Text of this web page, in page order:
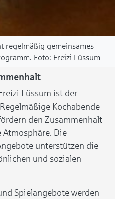
regelmäßig gemeinsames
Freizi Lüssum
Lüssum ist der
Kochabende
den Zusammenhalt
Atmosphäre. Die
unterstützen die
und sozialen
Spielangebote werden